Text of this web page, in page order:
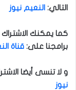
التالي: النعيم نيوز
كما يمكنك
برامجنا على: قناة
و لا تنسى أيضا
نيوز